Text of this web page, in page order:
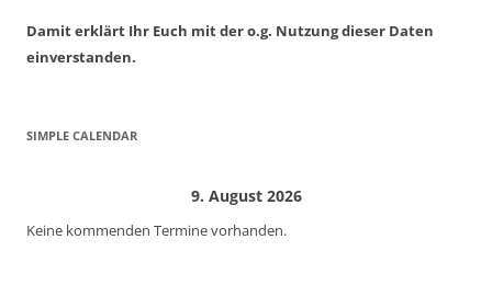
Damit erklärt Ihr Euch mit der o.g. Nutzung dieser Daten
einverstanden.
SIMPLE CALENDAR
9. August 2026
Keine kommenden Termine vorhanden.